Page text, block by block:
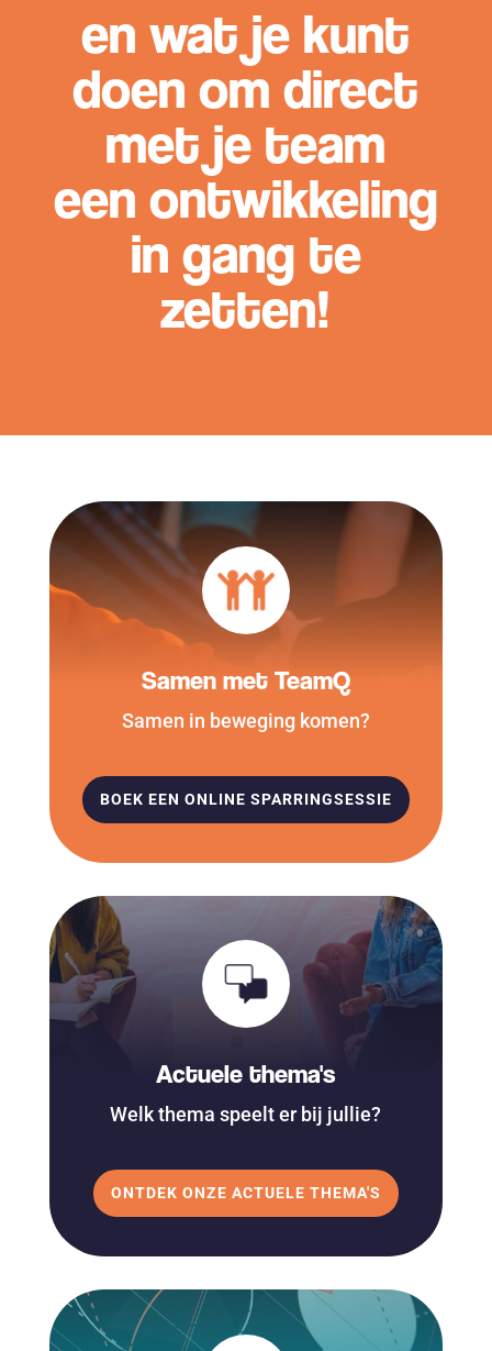
en wat je kunt
doen om direct
met je team
een ontwikkeling
in gang te
zetten!
Samen met TeamQ
Samen in beweging komen?
BOEK EEN ONLINE SPARRINGSESSIE
Actuele thema's
Welk thema speelt er bij jullie?
ONTDEK ONZE ACTUELE THEMA'S